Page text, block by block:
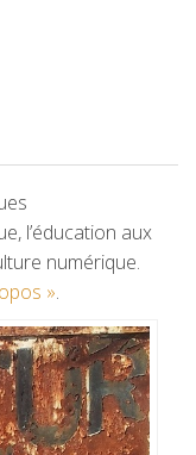
l’éducation aux
numérique.
».